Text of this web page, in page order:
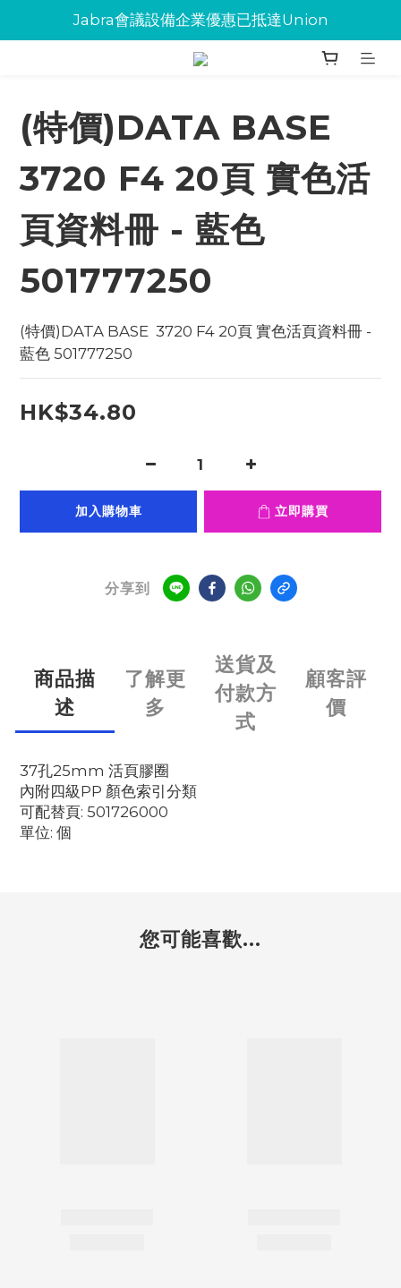
Jabra會議設備企業優惠已抵達Union
Jabra會議設備企業優惠已抵達Union
環保碳粉歡迎大量下單
(特價)DATA BASE
3720 F4 20頁 實色活
頁資料冊 - 藍色
501777250
(特價)DATA BASE  3720 F4 20頁 實色活頁資料冊 -
藍色 501777250
HK$34.80
加入購物車 立即購買
分享到
商品描
述
了解更
多
送貨及
付款方
式
顧客評
價
37孔25mm 活頁膠圈
內附四級PP 顏色索引分類
可配替頁: 501726000
單位: 個
您可能喜歡...